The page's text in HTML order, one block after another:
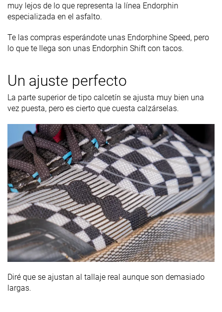
muy lejos de lo que representa la línea Endorphin
especializada en el asfalto.
Te las compras esperándote unas Endorphine Speed, pero
lo que te llega son unas Endorphin Shift con tacos.
Un ajuste perfecto
La parte superior de tipo calcetín se ajusta muy bien una
vez puesta, pero es cierto que cuesta calzárselas.
Diré que se ajustan al tallaje real aunque son demasiado
largas.